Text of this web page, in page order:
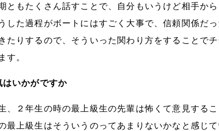
ともたくさん話すことで、自分もいうけど相手か
した過程がボートにはすごく大事で、信頼関係だ
たりするので、そういった関わり方をすることで
す。
いかがですか
、２年生の時の最上級生の先輩は怖くて意見する
最上級生はそういうのってあまりないかなと感じて